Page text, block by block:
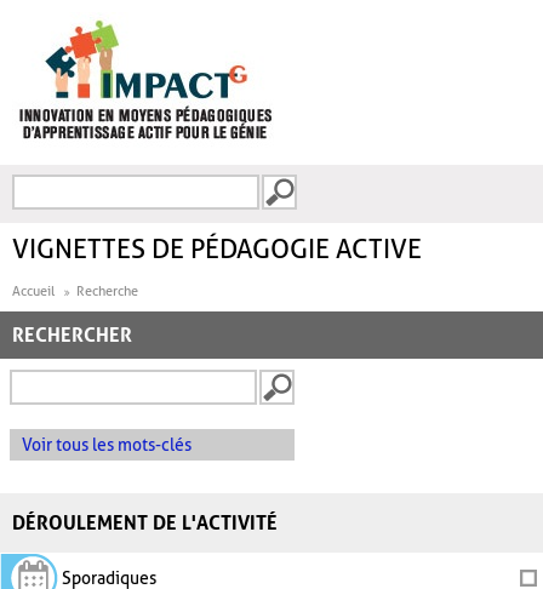
FORMULAIRE DE
VIGNETTES DE PÉDAGOGIE ACTIVE
Accueil Recherche
RECHERCHER
Voir tous les mots-clés
DÉROULEMENT DE L'ACTIVITÉ
Sporadiques